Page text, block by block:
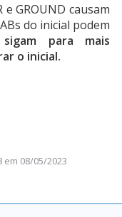
GROUND causam
do inicial podem
para mais
o inicial.
em 08/05/2023